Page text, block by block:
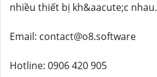
nhiều thiết bị kh&aacute;c nhau.
Email: contact@o8.software
Hotline: 0906 420 905